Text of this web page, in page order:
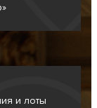
и лоты